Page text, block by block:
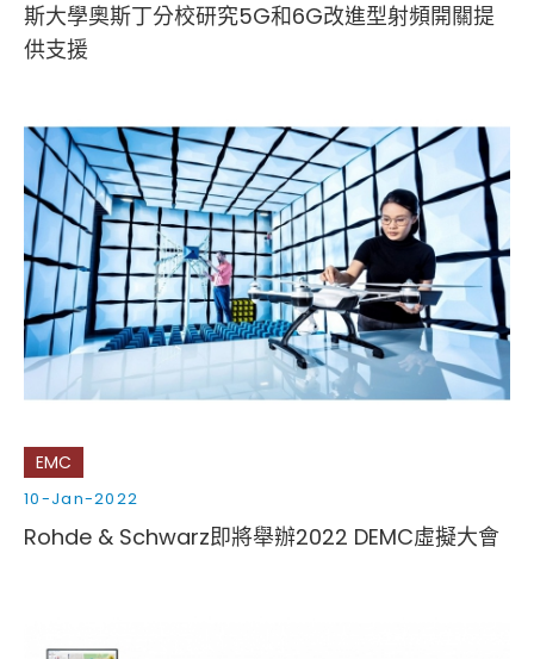
斯大學奧斯丁分校研究5G和6G改進型射頻開關提
供支援
EMC
10-Jan-2022
Rohde & Schwarz即將舉辦2022 DEMC虛擬大會